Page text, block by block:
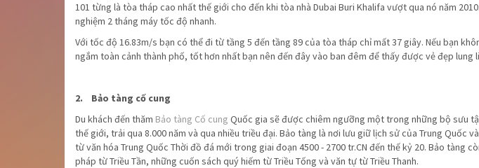
101 từng là tòa tháp cao nhất thế giới cho đến khi tòa nhà Dubai Buri Khalifa vượt qua nó năm
nghiệm 2 tháng máy tốc độ nhanh.
Với tốc độ 16.83m/s bạn có thể đi từ tầng 5 đến tầng 89 của tòa tháp chỉ mất 37 giây. Nếu bạn
ngắm toàn cảnh thành phố, tốt hơn nhất bạn nên đến đây vào ban đêm để thấy được vẻ đẹp lung
2. Bảo tàng cố cung
Du khách đến thăm Bảo tàng Cố cung Quốc gia sẽ được chiêm ngưỡng một trong những bộ sưu
thế giới, trải qua 8.000 năm và qua nhiều triều đại. Bảo tàng là nơi lưu giữ lịch sử của Trung
từ văn hóa Trung Quốc Thời đồ đá mới trong giai đoạn 4500 - 2700 tr.CN đến thế kỷ 20. Bảo tàng
pháp từ Triều Tần, những cuốn sách quý hiếm từ Triều Tống và văn tự từ Triều Thanh.